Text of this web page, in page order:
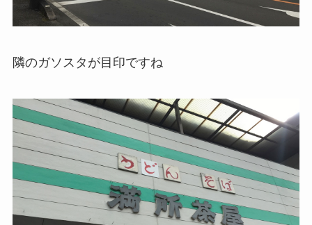
隣のガソスタが目印ですね